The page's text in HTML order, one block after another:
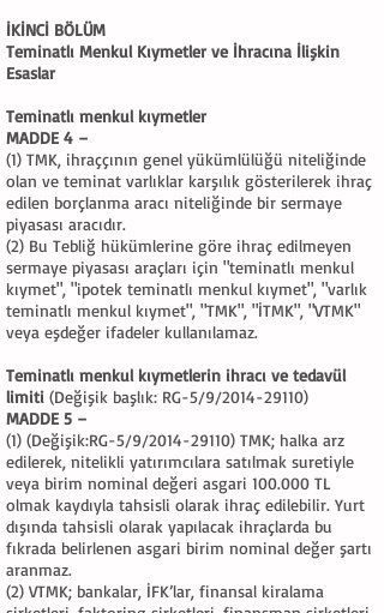
İKİNCİ BÖLÜM
Teminatlı Menkul Kıymetler ve İhracına İlişkin
Esaslar
Teminatlı menkul kıymetler
MADDE 4 –
(1) TMK, ihraççının genel yükümlülüğü niteliğinde
olan ve teminat varlıklar karşılık gösterilerek ihraç
edilen borçlanma aracı niteliğinde bir sermaye
piyasası aracıdır.
(2) Bu Tebliğ hükümlerine göre ihraç edilmeyen
sermaye piyasası araçları için "teminatlı menkul
kıymet", "ipotek teminatlı menkul kıymet", "varlık
teminatlı menkul kıymet", "TMK", "İTMK", "VTMK"
veya eşdeğer ifadeler kullanılamaz.
Teminatlı menkul kıymetlerin ihracı ve tedavül
limiti (Değişik başlık: RG-5/9/2014-29110)
MADDE 5 –
(1) (Değişik:RG-5/9/2014-29110) TMK; halka arz
edilerek, nitelikli yatırımcılara satılmak suretiyle
veya birim nominal değeri asgari 100.000 TL
olmak kaydıyla tahsisli olarak ihraç edilebilir. Yurt
dışında tahsisli olarak yapılacak ihraçlarda bu
fıkrada belirlenen asgari birim nominal değer şartı
aranmaz.
(2) VTMK; bankalar, İFK’lar, finansal kiralama